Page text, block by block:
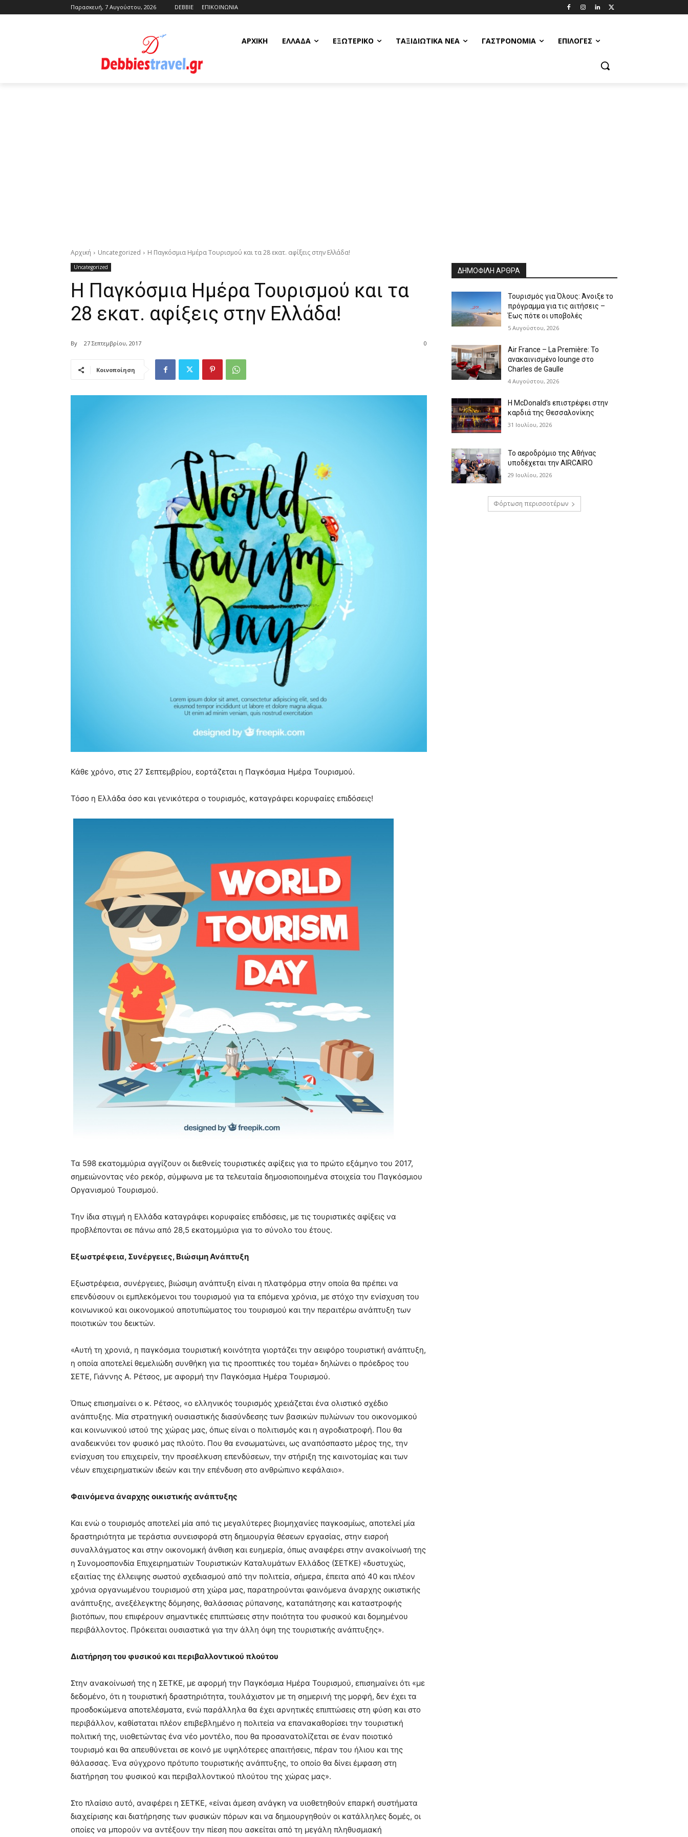
Παρασκευή, 7 Αυγούστου, 2026 DEBBIE ΕΠΙΚΟΙΝΩΝΙΑ
ΑΡΧΙΚΗ ΕΛΛΆΔΑ ΕΞΩΤΕΡΙΚΌ ΤΑΞΙΔΙΩΤΙΚΆ ΝΈΑ ΓΑΣΤΡΟΝΟΜΊΑ ΕΠΙΛΟΓΈΣ
Αρχική Uncategorized Η Παγκόσμια Ημέρα Τουρισμού και τα 28 εκατ. αφίξεις στην Ελλάδα!
Uncategorized
Η Παγκόσμια Ημέρα Τουρισμού και τα
28 εκατ. αφίξεις στην Ελλάδα!
By 27 Σεπτεμβρίου, 2017 0
Κοινοποίηση
Κάθε χρόνο, στις 27 Σεπτεμβρίου, εορτάζεται η Παγκόσμια Ημέρα Τουρισμού.
Τόσο η Ελλάδα όσο και γενικότερα ο τουρισμός, καταγράφει κορυφαίες επιδόσεις!
Τα 598 εκατομμύρια αγγίζουν οι διεθνείς τουριστικές αφίξεις για το πρώτο εξάμηνο του 2017,
σημειώνοντας νέο ρεκόρ, σύμφωνα με τα τελευταία δημοσιοποιημένα στοιχεία του Παγκόσμιου
Οργανισμού Τουρισμού.
Την ίδια στιγμή η Ελλάδα καταγράφει κορυφαίες επιδόσεις, με τις τουριστικές αφίξεις να
προβλέπονται σε πάνω από 28,5 εκατομμύρια για το σύνολο του έτους.
Εξωστρέφεια, Συνέργειες, Βιώσιμη Ανάπτυξη
Εξωστρέφεια, συνέργειες, βιώσιμη ανάπτυξη είναι η πλατφόρμα στην οποία θα πρέπει να
επενδύσουν οι εμπλεκόμενοι του τουρισμού για τα επόμενα χρόνια, με στόχο την ενίσχυση του
κοινωνικού και οικονομικού αποτυπώματος του τουρισμού και την περαιτέρω ανάπτυξη των
ποιοτικών του δεικτών.
«Αυτή τη χρονιά, η παγκόσμια τουριστική κοινότητα γιορτάζει την αειφόρο τουριστική ανάπτυξη,
η οποία αποτελεί θεμελιώδη συνθήκη για τις προοπτικές του τομέα» δηλώνει ο πρόεδρος του
ΣΕΤΕ, Γιάννης Α. Ρέτσος, με αφορμή την Παγκόσμια Ημέρα Τουρισμού.
Όπως επισημαίνει ο κ. Ρέτσος, «ο ελληνικός τουρισμός χρειάζεται ένα ολιστικό σχέδιο
ανάπτυξης. Μία στρατηγική ουσιαστικής διασύνδεσης των βασικών πυλώνων του οικονομικού
και κοινωνικού ιστού της χώρας μας, όπως είναι ο πολιτισμός και η αγροδιατροφή. Που θα
αναδεικνύει τον φυσικό μας πλούτο. Που θα ενσωματώνει, ως αναπόσπαστο μέρος της, την
ενίσχυση του επιχειρείν, την προσέλκυση επενδύσεων, την στήριξη της καινοτομίας και των
νέων επιχειρηματικών ιδεών και την επένδυση στο ανθρώπινο κεφάλαιο».
Φαινόμενα άναρχης οικιστικής ανάπτυξης
Και ενώ ο τουρισμός αποτελεί μία από τις μεγαλύτερες βιομηχανίες παγκοσμίως, αποτελεί μία
δραστηριότητα με τεράστια συνεισφορά στη δημιουργία θέσεων εργασίας, στην εισροή
συναλλάγματος και στην οικονομική άνθιση και ευημερία, όπως αναφέρει στην ανακοίνωσή της
η Συνομοσπονδία Επιχειρηματιών Τουριστικών Καταλυμάτων Ελλάδος (ΣΕΤΚΕ) «δυστυχώς,
εξαιτίας της έλλειψης σωστού σχεδιασμού από την πολιτεία, σήμερα, έπειτα από 40 και πλέον
χρόνια οργανωμένου τουρισμού στη χώρα μας, παρατηρούνται φαινόμενα άναρχης οικιστικής
ανάπτυξης, ανεξέλεγκτης δόμησης, θαλάσσιας ρύπανσης, καταπάτησης και καταστροφής
βιοτόπων, που επιφέρουν σημαντικές επιπτώσεις στην ποιότητα του φυσικού και δομημένου
περιβάλλοντος. Πρόκειται ουσιαστικά για την άλλη όψη της τουριστικής ανάπτυξης».
Διατήρηση του φυσικού και περιβαλλοντικού πλούτου
Στην ανακοίνωσή της η ΣΕΤΚΕ, με αφορμή την Παγκόσμια Ημέρα Τουρισμού, επισημαίνει ότι «με
δεδομένο, ότι η τουριστική δραστηριότητα, τουλάχιστον με τη σημερινή της μορφή, δεν έχει τα
προσδοκώμενα αποτελέσματα, ενώ παράλληλα θα έχει αρνητικές επιπτώσεις στη φύση και στο
περιβάλλον, καθίσταται πλέον επιβεβλημένο η πολιτεία να επανακαθορίσει την τουριστική
πολιτική της, υιοθετώντας ένα νέο μοντέλο, που θα προσανατολίζεται σε έναν ποιοτικό
τουρισμό και θα απευθύνεται σε κοινό με υψηλότερες απαιτήσεις, πέραν του ήλιου και της
θάλασσας. Ένα σύγχρονο πρότυπο τουριστικής ανάπτυξης, το οποίο θα δίνει έμφαση στη
διατήρηση του φυσικού και περιβαλλοντικού πλούτου της χώρας μας».
Στο πλαίσιο αυτό, αναφέρει η ΣΕΤΚΕ, «είναι άμεση ανάγκη να υιοθετηθούν επαρκή συστήματα
διαχείρισης και διατήρησης των φυσικών πόρων και να δημιουργηθούν οι κατάλληλες δομές, οι
οποίες να μπορούν να αντέξουν την πίεση που ασκείται από τη μεγάλη πληθυσμιακή
ΔΗΜΟΦΙΛΗ ΑΡΘΡΑ
Τουρισμός για Όλους: Άνοιξε το
πρόγραμμα για τις αιτήσεις –
Έως πότε οι υποβολές
5 Αυγούστου, 2026
Air France – La Première: Το
ανακαινισμένο lounge στο
Charles de Gaulle
4 Αυγούστου, 2026
Η McDonald’s επιστρέφει στην
καρδιά της Θεσσαλονίκης
31 Ιουλίου, 2026
Το αεροδρόμιο της Αθήνας
υποδέχεται την AIRCAIRO
29 Ιουλίου, 2026
Φόρτωση περισσοτέρων